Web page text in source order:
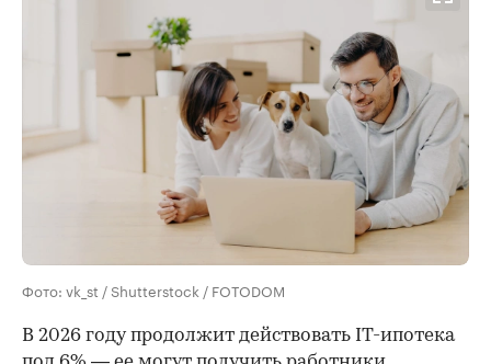
Фото: vk_st / Shutterstock / FOTODOM
В 2026 году продолжит действовать IT-ипотека